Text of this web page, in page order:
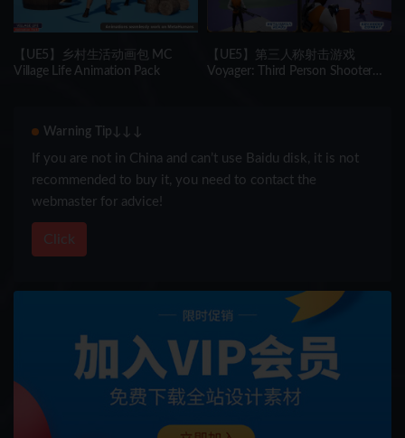
【UE5】乡村生活动画包 MC
Village Life Animation Pack
【UE5】第三人称射击游戏
Voyager: Third Person Shooter
Warning Tip↓↓↓
If you are not in China and can’t use Baidu disk, it is not
recommended to buy it, you need to contact the
webmaster for advice!
Click